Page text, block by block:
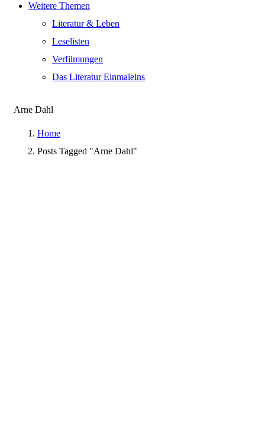
Weitere Themen
Literatur & Leben
Leselisten
Verfilmungen
Das Literatur Einmaleins
Arne Dahl
Home
Posts Tagged "Arne Dahl"